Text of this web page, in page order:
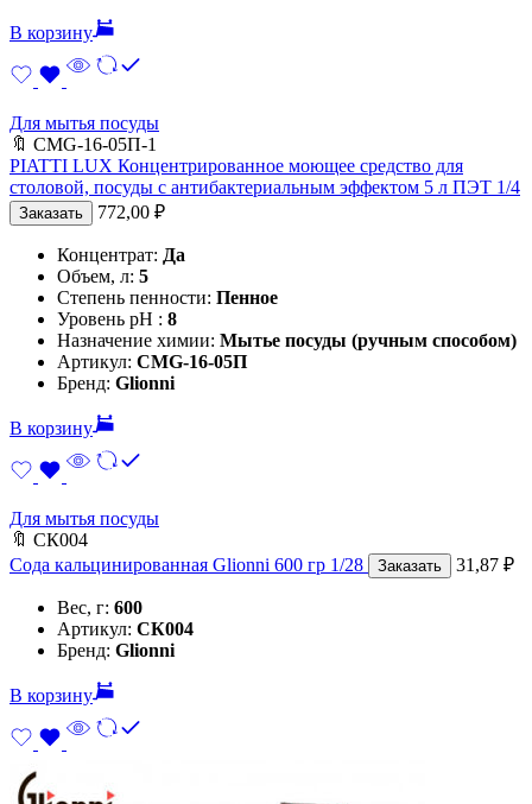
В корзину
Для мытья посуды
🔖 CMG-16-05П-1
PIATTI LUX Концентрированное моющее средство для
столовой, посуды с антибактериальным эффектом 5 л ПЭТ 1/4
Заказать 772,00 ₽
Концентрат: Да
Объем, л: 5
Степень пенности: Пенное
Уровень pH : 8
Назначение химии: Мытье посуды (ручным способом)
Артикул: CMG-16-05П
Бренд: Glionni
В корзину
Для мытья посуды
🔖 СК004
Сода кальцинированная Glionni 600 гр 1/28
Заказать 31,87 ₽
Вес, г: 600
Артикул: СК004
Бренд: Glionni
В корзину